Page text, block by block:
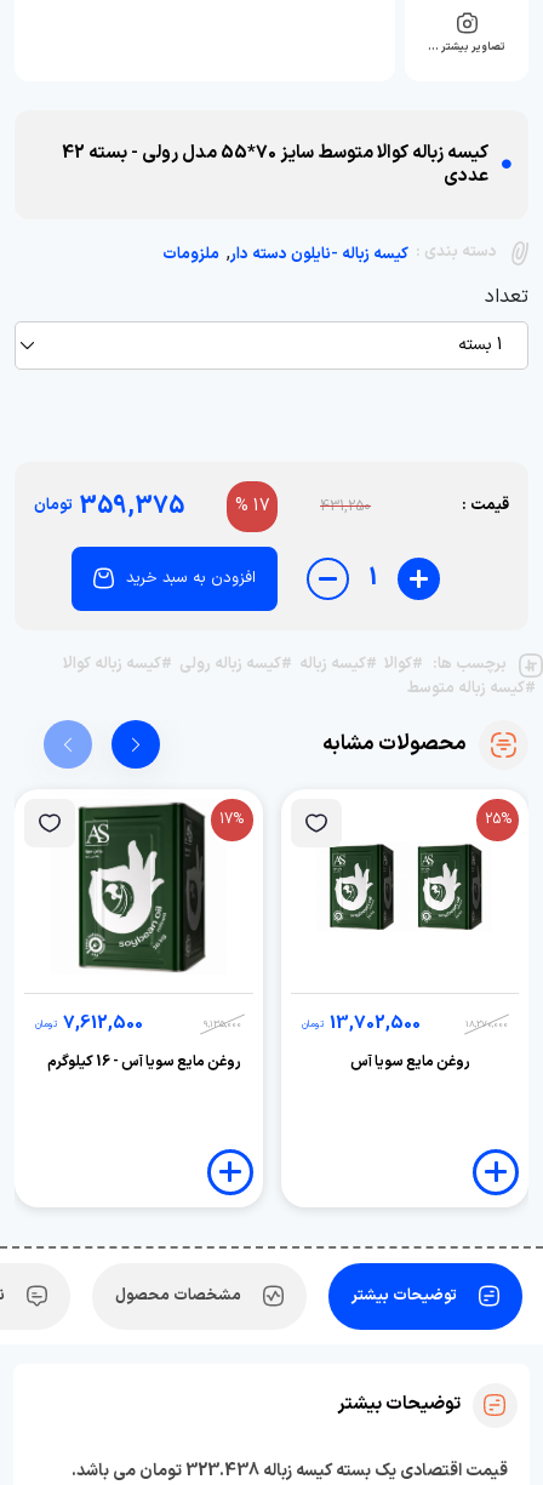
تصاویر بیشتر …
کیسه زباله کوالا متوسط سایز 70*55 مدل رولی - بسته 42
عددی
دسته بندی : کیسه زباله -نایلون دسته دار, ملزومات
تعداد
1 بسته
قیمت : 431,250
17 %
359,375 تومان
1 افزودن به سبد خرید
برچسب ها: #کوالا #کیسه زباله #کیسه زباله رولی #کیسه زباله کوالا
#کیسه زباله متوسط
محصولات مشابه
25%
18,270,000
13,702,500 تومان
روغن مایع سویا آس
17%
9,135,000
7,612,500 تومان
روغن مایع سویا آس - 16 کیلوگرم
توضیحات بیشتر مشخصات محصول
توضیحات بیشتر
قیمت اقتصادی یک بسته کیسه زباله 323.438
تومان می باشد.